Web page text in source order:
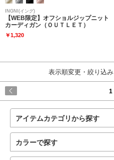
INGNI(イング)
【WEB限定】オフショルジップニット
カーディガン（ＯＵＴＬＥＴ）
￥1,320
表示順変更・絞り込み
1
アイテムカテゴリから探す
カラーで探す